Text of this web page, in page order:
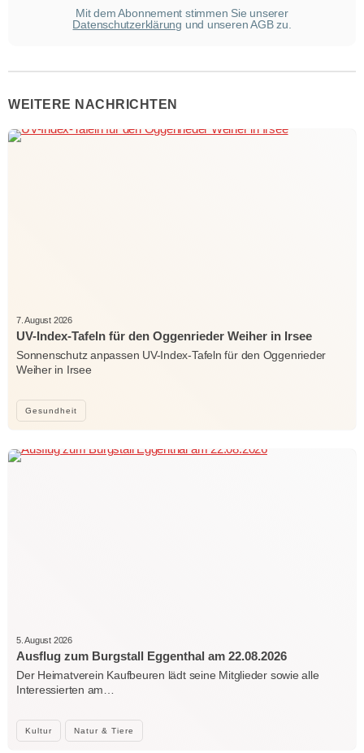
Mit dem Abonnement stimmen Sie unserer
Datenschutzerklärung und unseren AGB zu.
WEITERE NACHRICHTEN
Gesundheit
7. August 2026
UV-Index-Tafeln für den Oggenrieder Weiher in Irsee
Sonnenschutz anpassen UV-Index-Tafeln für den Oggenrieder
Weiher in Irsee
Kultur Natur & Tiere
5. August 2026
Ausflug zum Burgstall Eggenthal am 22.08.2026
Der Heimatverein Kaufbeuren lädt seine Mitglieder sowie alle
Interessierten am…